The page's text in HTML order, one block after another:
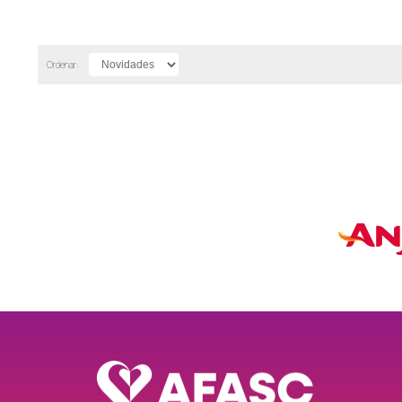
Mineira Nova Amizade (CC)
Mineira Velha Nossa Srª de Fátima
Ordenar: